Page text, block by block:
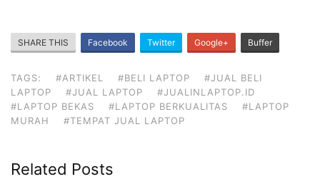
SHARE THIS Facebook Twitter Google+ Buffer
TAGS: #ARTIKEL #BELI LAPTOP
#JUAL BELI
LAPTOP
#JUAL LAPTOP
#JUALINLAPTOP.ID
#LAPTOP BEKAS
#LAPTOP BERKUALITAS
#LAPTOP
MURAH
#TEMPAT JUAL LAPTOP
Related Posts